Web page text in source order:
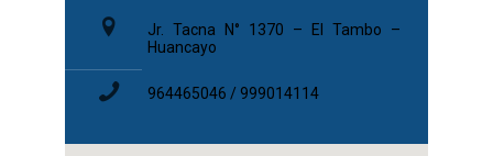
Jr. Tacna N° 1370 – El Tambo –
Huancayo
964465046 / 999014114